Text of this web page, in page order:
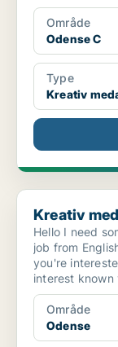
Område
Odense C
Type
Kreativ
Kreativ
Kreativ
Hello I need
job from
you're
interest
Område
Odense